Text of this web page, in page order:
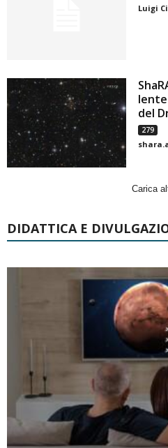
Luigi
lente
del
279
Carica
DIDATTICA E